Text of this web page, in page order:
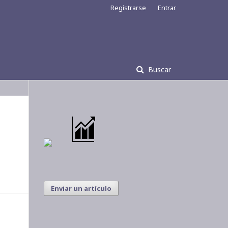
Buscar
Registrarse Entrar
Enviar un artículo